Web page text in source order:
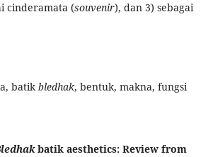
cinderamata (souvenir), dan 3) sebagai
batikbledhak, bentuk, makna, fungsi
batik aesthetics: Review from